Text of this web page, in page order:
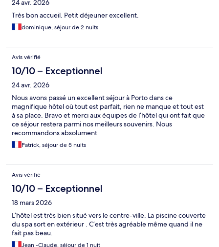
24 avr. 2026
Très bon accueil. Petit déjeuner excellent.
dominique, séjour de 2 nuits
Avis vérifié
10/10 – Exceptionnel
24 avr. 2026
Nous avons passé un excellent séjour à Porto dans ce
magnifique hôtel où tout est parfait, rien ne manque et tout est
à sa place. Bravo et merci aux équipes de l’hôtel qui ont fait que
ce séjour restera parmi nos meilleurs souvenirs. Nous
recommandons absolument
Patrick, séjour de 5 nuits
Avis vérifié
10/10 – Exceptionnel
18 mars 2026
L’hôtel est très bien situé vers le centre-ville. La piscine couverte
du spa sort en extérieur . C’est très agréable même quand il ne
fait pas beau.
Jean -Claude, séjour de 1 nuit